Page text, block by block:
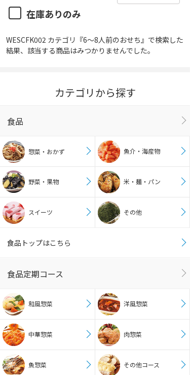
在庫ありのみ
WESCFK002 カテゴリ『6～8人前のおせち』で検索した
結果、該当する商品はみつかりませんでした。
カテゴリから探す
食品
惣菜・おかず 魚介・海産物
野菜・果物 米・麺・パン
スイーツ その他
食品トップはこちら
食品定期コース
和風惣菜 洋風惣菜
中華惣菜 肉惣菜
魚惣菜 その他コース